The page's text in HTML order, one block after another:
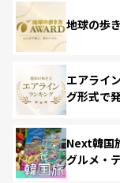
地球の歩
エアライ
グ形式で
Next韓国
グルメ・